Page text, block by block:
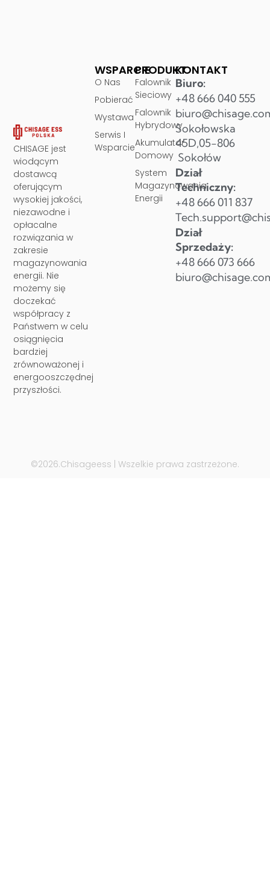
CHISAGE jest
wiodącym
dostawcą
oferującym
wysokiej jakości,
niezawodne i
opłacalne
rozwiązania w
zakresie
magazynowania
energii. Nie
możemy się
doczekać
współpracy z
Państwem w celu
osiągnięcia
bardziej
zrównoważonej i
energooszczędnej
przyszłości.
PRODUKT
Falownik
Sieciowy
Falownik
Hybrydowy
Akumulator
Domowy
System
Magazynowania
Energii
WSPARCIE
O Nas
Pobierać
Wystawa
Serwis I
Wsparcie
KONTAKT
Biuro:
+48 666 040 555
Sokołowska
45D,05-806
Sokołów
Dział
Techniczny:
+48 666 011 837
Dział
Sprzedaży:
+48 666 073 666
©2026.Chisageess | Wszelkie prawa zastrzeżone.